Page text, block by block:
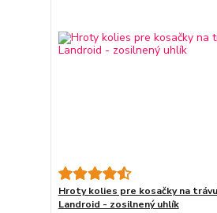
Hroty kolies pre kosačky na
Landroid - zosilnený uhlík